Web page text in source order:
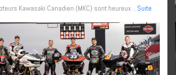
Kawasaki Canadien (MKC) sont heureux... Suite